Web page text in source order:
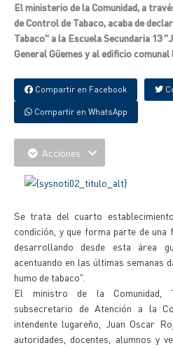
El ministerio de la Comunidad, a
de Control de Tabaco, acaba de
Tabaco" a la Escuela Secundaria 13
General Güemes y al edificio comunal
Compartir en Facebook
Compartir en WhatsApp
Acciones
Se trata del cuarto
condición, y que forma parte de
desarrollando desde esta área
acentuando en las últimas semanas
humo de tabaco".
El ministro de la Comunidad,
subsecretario de Atención a la
intendente lugareño, Juan Oscar
autoridades, docentes, alumnos y